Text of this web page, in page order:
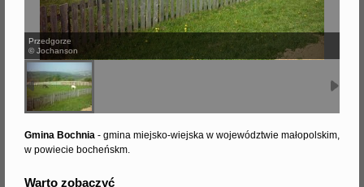
Przedgorze
© Jochanson
Gmina Bochnia - gmina miejsko-wiejska w województwie małopolskim,
w powiecie bocheńskm.
Warto zobaczyć